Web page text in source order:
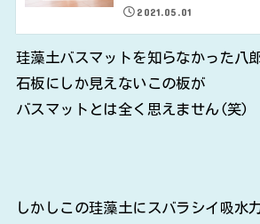
2021.05.01
珪藻土バスマットを知らなかった八
石板にしか見えないこの板が
バスマットとは全く思えません(笑)
しかしこの珪藻土にスバラシイ吸水